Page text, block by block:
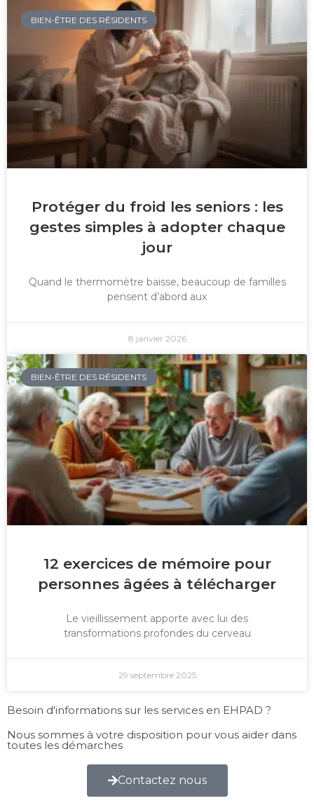
BIEN-ÊTRE DES RÉSIDENTS
Protéger du froid les seniors : les
gestes simples à adopter chaque
jour
Quand le thermomètre baisse, beaucoup de familles
pensent d’abord aux
8 janvier 2026
BIEN-ÊTRE DES RÉSIDENTS
12 exercices de mémoire pour
personnes âgées à télécharger
Le vieillissement apporte avec lui des
transformations profondes du cerveau
29 septembre 2025
Besoin d'informations sur les services en EHPAD ?
Nous sommes à votre disposition pour vous aider dans
toutes les démarches
Contactez nous